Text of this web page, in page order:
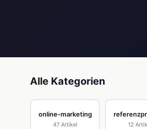
Alle Kategorien
online-marketing
47 Artikel 12